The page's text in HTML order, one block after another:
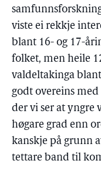
viste ei rekkje
blant 16- og 17-
folket, men heile
valdeltakinga
godt overeins
der vi ser at yngre
høgare grad enn
kanskje på grunn
tettare band til